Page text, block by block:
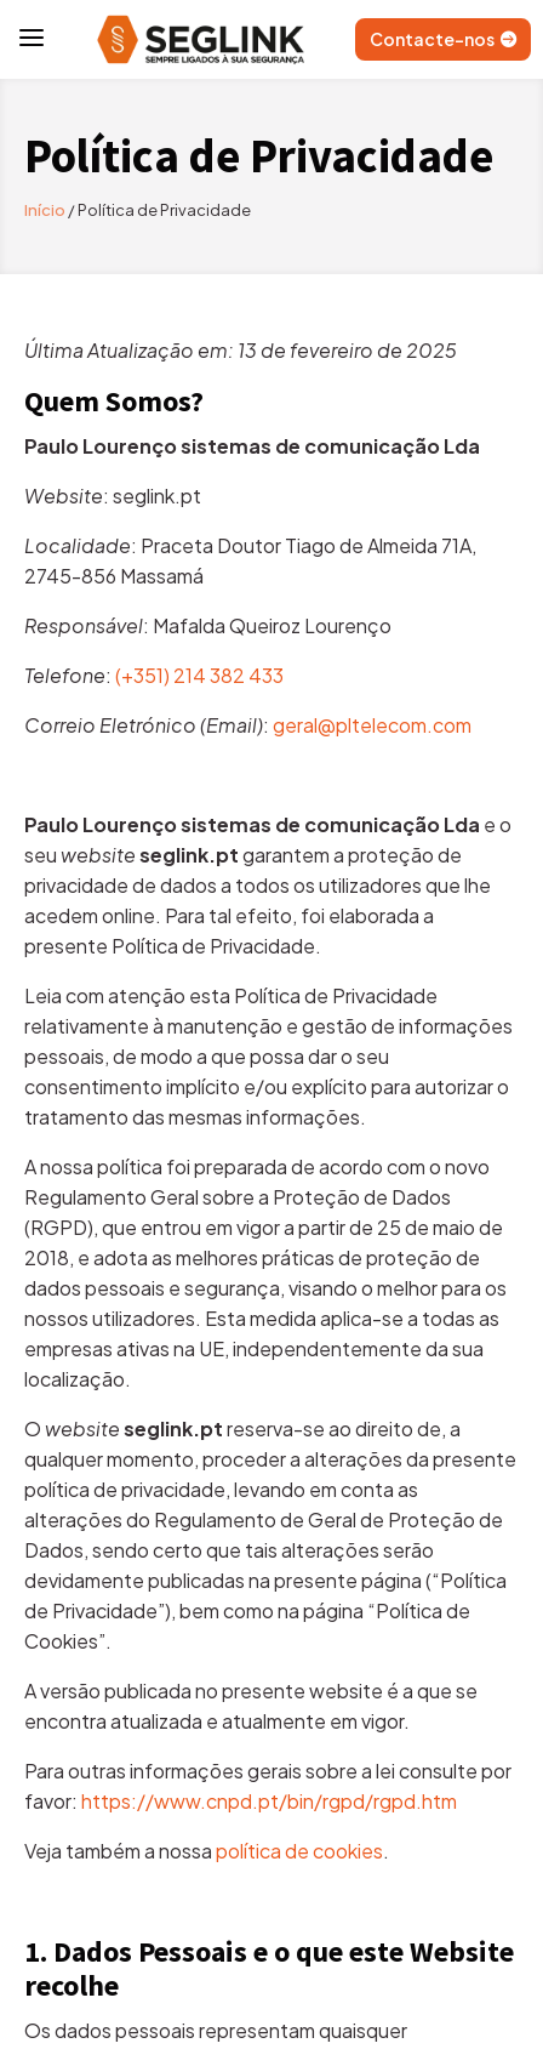
a Contacte-nos
Política de Privacidade
Início /Política de Privacidade
Última Atualização em: 13 de fevereiro de 2025
Quem Somos?
Paulo Lourenço sistemas de comunicação Lda
Website: seglink.pt
Localidade: Praceta Doutor Tiago de Almeida 71A,
2745-856 Massamá
Responsável: Mafalda Queiroz Lourenço
Telefone: (+351) 214 382 433
Correio Eletrónico (Email): geral@pltelecom.com
Paulo Lourenço sistemas de comunicação Lda e o
seuwebsiteseglink.ptgarantem a proteção de
privacidade de dados a todos os utilizadores que lhe
acedem online. Para tal efeito, foi elaborada a
presente Política de Privacidade.
Leia com atenção esta Política de Privacidade
relativamente à manutenção e gestão de informações
pessoais, de modo a que possa dar o seu
consentimento implícito e/ou explícito para autorizar o
tratamento das mesmas informações.
A nossa política foi preparada de acordo com o novo
Regulamento Geral sobre a Proteção de Dados
(RGPD), que entrou em vigor a partir de 25 de maio de
2018, e adota as melhores práticas de proteção de
dados pessoais e segurança, visando o melhor para os
nossos utilizadores. Esta medida aplica-se a todas as
empresas ativas na UE, independentemente da sua
localização.
Owebsiteseglink.ptreserva-se ao direito de, a
qualquer momento, proceder a alterações da presente
política de privacidade, levando em conta as
alterações do Regulamento de Geral de Proteção de
Dados, sendo certo que tais alterações serão
devidamente publicadas na presente página (“Política
de Privacidade”), bem como na página “Política de
Cookies”.
A versão publicada no presente website é a que se
encontra atualizada e atualmente em vigor.
Para outras informações gerais sobre a lei consulte por
favor: https://www.cnpd.pt/bin/rgpd/rgpd.htm
Veja também a nossapolítica de cookies.
1. Dados Pessoais e o que este Website
recolhe
Os dados pessoais representam quaisquer